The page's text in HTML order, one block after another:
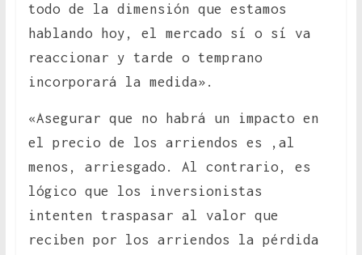
todo de la dimensión que estamos
hablando hoy, el mercado sí o sí va
reaccionar y tarde o temprano
incorporará la medida».
«Asegurar que no habrá un impacto en
el precio de los arriendos es ,al
menos, arriesgado. Al contrario, es
lógico que los inversionistas
intenten traspasar al valor que
reciben por los arriendos la pérdida